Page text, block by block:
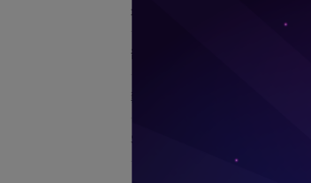
最新消息
部落客推薦
藝人網紅推薦
客服中心